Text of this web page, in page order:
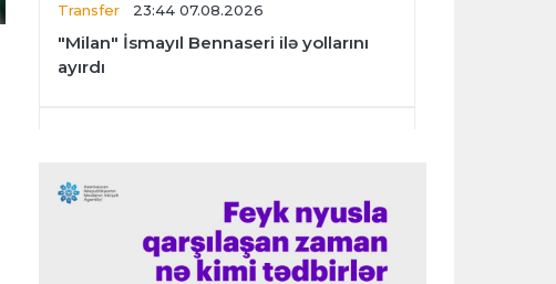
Transfer 23:44 07.08.2026
"Milan" İsmayıl Bennaseri ilə yollarını
ayırdı
federasiyalarından İnfantinoya dəstək
23:36 07.08.2026